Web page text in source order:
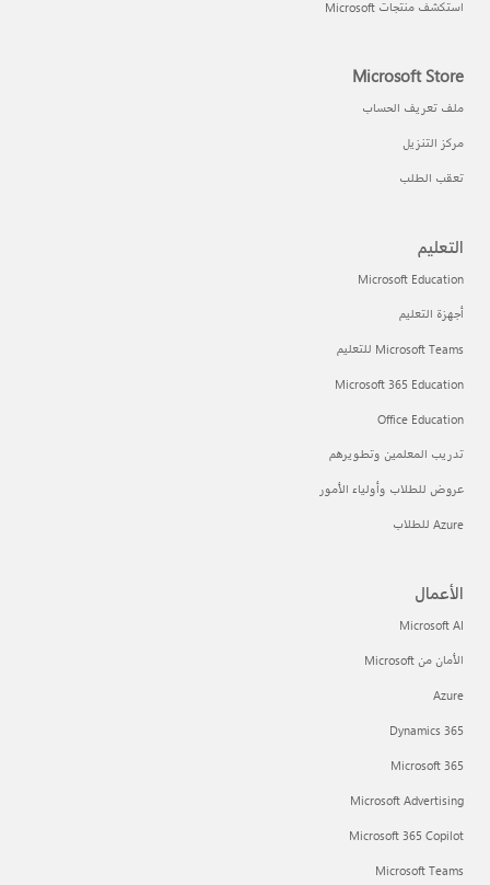
استكشف منتجات Microsoft
Microsoft Store
ملف تعريف الحساب
مركز التنزيل
تعقب الطلب
التعليم
Microsoft Education
أجهزة التعليم
Microsoft Teams للتعليم
Microsoft 365 Education
Office Education
تدريب المعلمين وتطويرهم
عروض للطلاب وأولياء الأمور
Azure للطلاب
الأعمال
Microsoft AI
الأمان من Microsoft
Azure
Dynamics 365
Microsoft 365
Microsoft Advertising
Microsoft 365 Copilot
Microsoft Teams